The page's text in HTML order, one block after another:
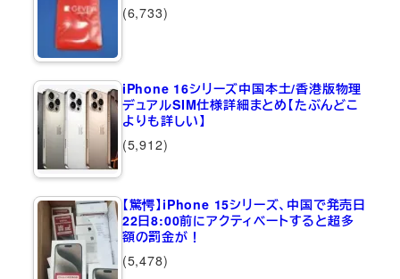
(6,733)
iPhone 16シリーズ中国本土/香港版物理
デュアルSIM仕様詳細まとめ【たぶんどこ
よりも詳しい】
(5,912)
【驚愕】iPhone 15シリーズ、中国で発売日
22日8:00前にアクティベートすると超多
額の罰金が！
(5,478)